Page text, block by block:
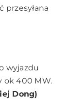
przesyłana
wyjazdu
ok 400 MW.
Dong)